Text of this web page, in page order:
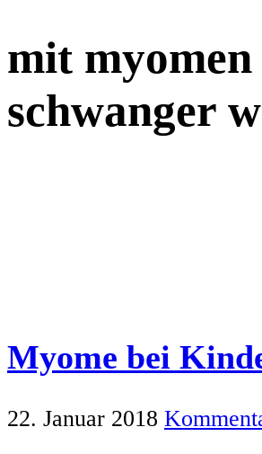
mit myomen
schwanger
Myome bei
22. Januar 2018